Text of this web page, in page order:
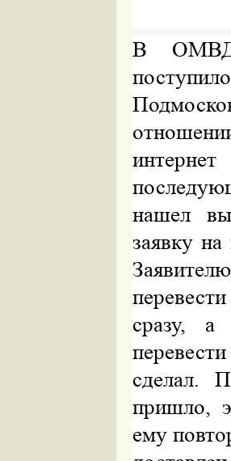
В
нашел
заявку
сразу, а
сделал.
пришло,
ему